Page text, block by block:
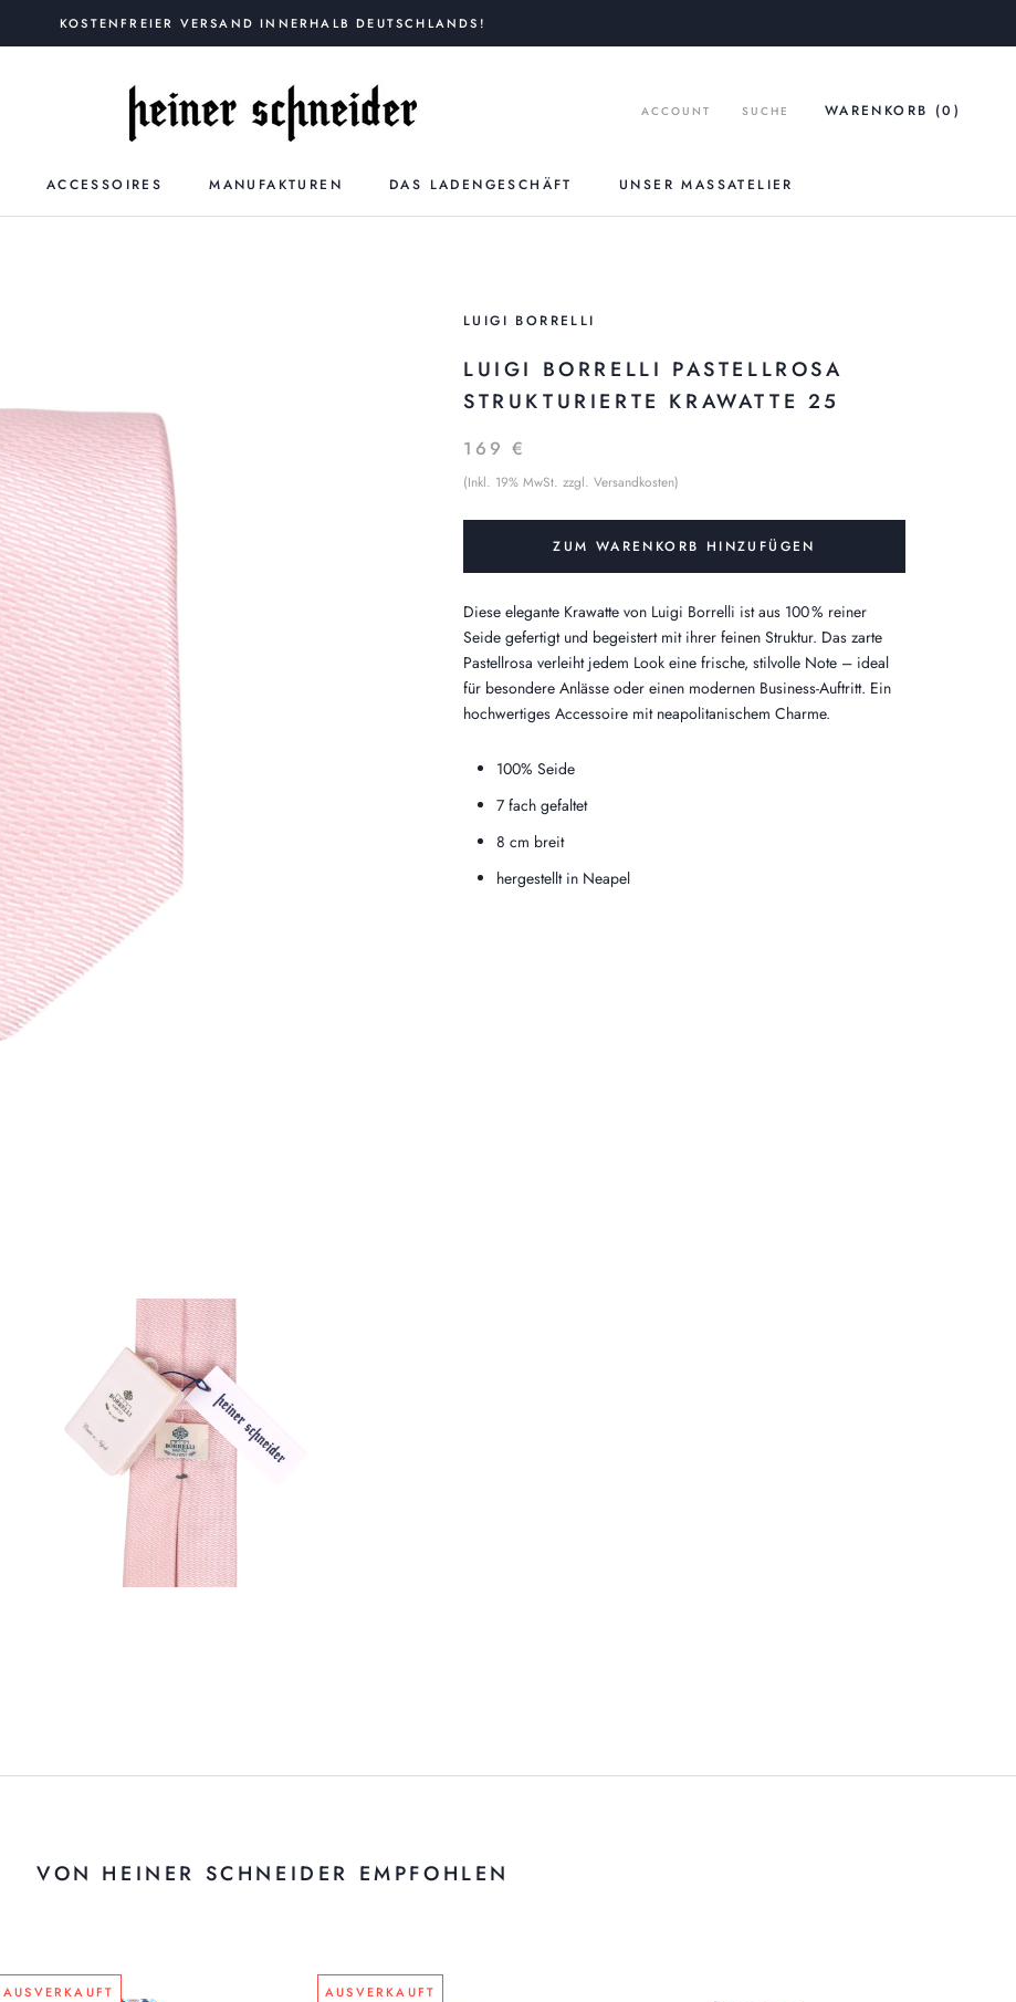
KOSTENFREIER VERSAND INNERHALB DEUTSCHLANDS!
ACCESSOIRES MANUFAKTUREN DAS LADENGESCHÄFT
UNSER MASSATELIER
ACCOUNT SUCHE WARENKORB (0 )
LUIGI BORRELLI
LUIGI BORRELLI PASTELLROSA
STRUKTURIERTE KRAWATTE 25
169 €
(Inkl. 19% MwSt. zzgl. Versandkosten)
ZUM WARENKORB HINZUFÜGEN
Diese elegante Krawatte von Luigi Borrelli ist aus 100 % reiner
Seide gefertigt und begeistert mit ihrer feinen Struktur. Das zarte
Pastellrosa verleiht jedem Look eine frische, stilvolle Note – ideal
für besondere Anlässe oder einen modernen Business-Auftritt. Ein
hochwertiges Accessoire mit neapolitanischem Charme.
100% Seide
7 fach gefaltet
8 cm breit
hergestellt in Neapel
VON HEINER SCHNEIDER EMPFOHLEN
AUSVERKAUFT AUSVERKAUFT